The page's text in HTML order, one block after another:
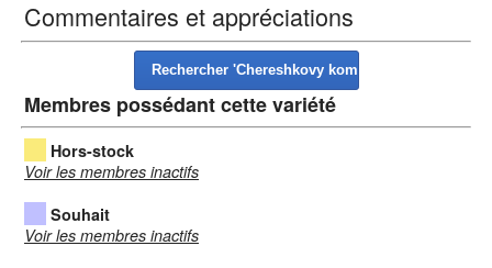
Commentaires et appréciations
Membres possédant cette variété
Hors-stock
Voir les membres inactifs
Souhait
Voir les membres inactifs